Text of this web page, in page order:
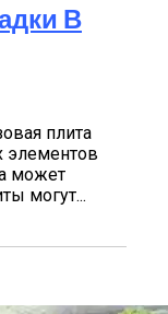
В
плита
элементов
может
могут...